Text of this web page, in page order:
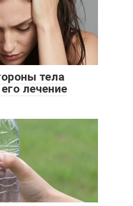
тела
лечение